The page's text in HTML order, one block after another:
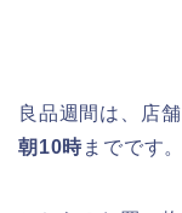
良品週間は、店
朝10時までです。